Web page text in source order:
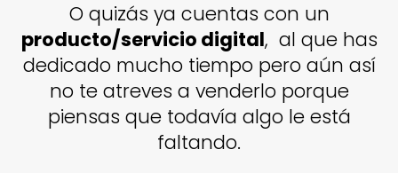
O quizás ya cuentas con un
producto/servicio digital, al que has
dedicado mucho tiempo pero aún así
no te atreves a venderlo porque
piensas que todavía algo le está
faltando.